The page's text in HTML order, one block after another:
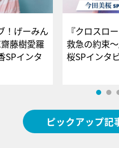
！げーみん
藤樹愛羅
SPインタ
『クロスロ
救急の約束
桜SPイン
ピックアップ記